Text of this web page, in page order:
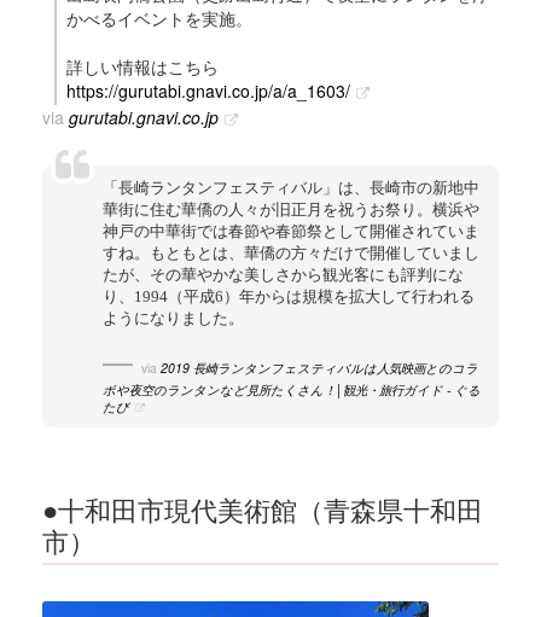
かべるイベントを実施。
詳しい情報はこちら
https://gurutabi.gnavi.co.jp/a/a_1603/
via gurutabi.gnavi.co.jp
「長崎ランタンフェスティバル」は、長崎市の新地中
華街に住む華僑の人々が旧正月を祝うお祭り。横浜や
神戸の中華街では春節や春節祭として開催されていま
すね。もともとは、華僑の方々だけで開催していまし
たが、その華やかな美しさから観光客にも評判にな
り、1994（平成6）年からは規模を拡大して行われる
ようになりました。
via 2019 長崎ランタンフェスティバルは人気映画とのコラ
ボや夜空のランタンなど見所たくさん！│観光・旅行ガイド - ぐる
たび
●十和田市現代美術館（青森県十和田
市）